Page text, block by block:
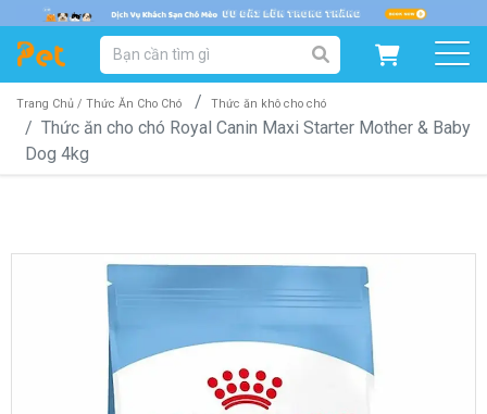
DANH MỤC SẢN PHẨM
SẢN PHẨM DÀNH CHO MÈO SẢN PHẨM DÀNH CHO CHÓ
SẨN PHẨM THEO THƯƠNG HIỆU
Trang Chủ / Thức Ăn Cho Chó Thức ăn khô cho chó
Thức ăn cho chó Royal Canin Maxi Starter Mother & Baby
Dog 4kg